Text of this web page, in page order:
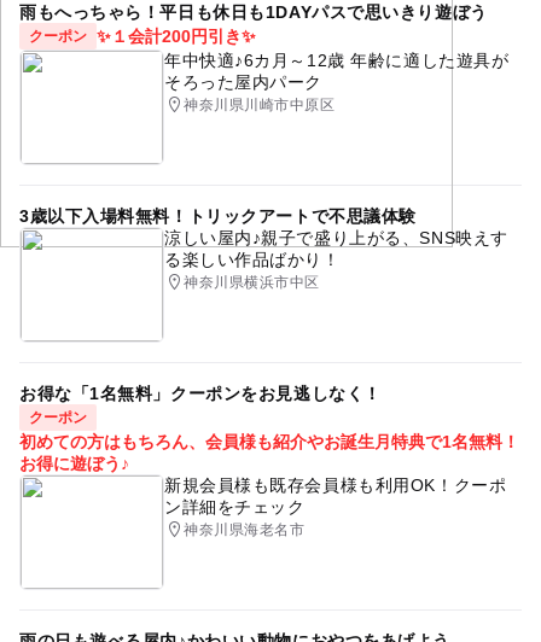
●meets herbs, eats herbs ※２日間実施
・各回定員：約15名
・料金：大人1,500円、親子セット料金2,000円
・時間：11:30-13:00 / 14:30-16:00
大人の料金詳細
主な体験コンテンツの料金
s://peatix.com/group/74647）をご確認ください。
・各回：約15名
・料金：大人1,000円、子供500円
・時間：10:30-12:00 / 13:00-14:30
●meets herbs, eats herbs ※２日間実施
・各回定員：約15名
・料金：大人1,500円、親子セット料金2,000円
・ストライダー試乗体験 無料 ※試乗講習は有料（1,00
雨もへっちゃら！平日も休日も1DAYパスで思いきり遊ぼう
クーポン ✨１会計200円引き✨
年中快適♪6カ月～12歳 年齢に適した遊具が
そろった屋内パーク
神奈川県川崎市中原区
3歳以下入場料無料！トリックアートで不思議体験
涼しい屋内♪親子で盛り上がる、SNS映えす
る楽しい作品ばかり！
神奈川県横浜市中区
お得な「1名無料」クーポンをお見逃しなく！
クーポン
初めての方はもちろん、会員様も紹介やお誕生月特典で1名無料！
お得に遊ぼう♪
新規会員様も既存会員様も利用OK！クーポ
ン詳細をチェック
神奈川県海老名市